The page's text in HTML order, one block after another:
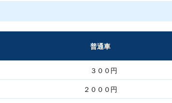
普通車
３００円
２０００円